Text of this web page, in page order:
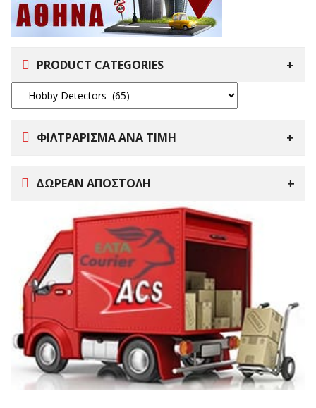
PRODUCT CATEGORIES
ΦΙΛΤΡΑΡΙΣΜΑ ΑΝΑ ΤΙΜΗ
ΔΩΡΕΑΝ ΑΠΟΣΤΟΛΗ